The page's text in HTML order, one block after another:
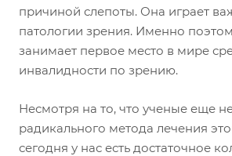
причиной слепоты. Она играет
патологии зрения. Именно
занимает первое место в мире
инвалидности по зрению.
Несмотря на то, что ученые еще
радикального метода лечения
сегодня у нас есть достаточное